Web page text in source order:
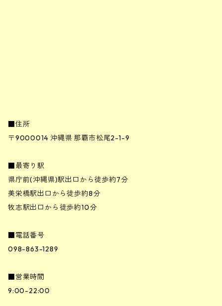
■住所
〒9000014 沖縄県 那覇市松尾2-1-9
■最寄り駅
県庁前(沖縄県)駅出口から徒歩約7分
美栄橋駅出口から徒歩約8分
牧志駅出口から徒歩約10分
■電話番号
098-863-1289
■営業時間
9:00-22:00